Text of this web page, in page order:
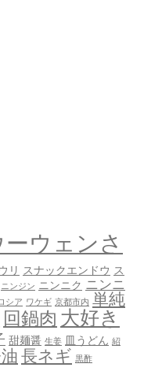
ーウェンさ
リ スナックエンドウ ス
ニンジン ニンニク ニンニ
シア ワケギ 京都市内 単純
回鍋肉 大好き
甜麺醤 生姜 皿うどん 紹
長ネギ 黒酢